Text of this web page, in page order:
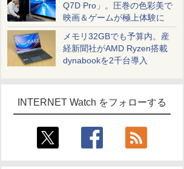
Q7D Pro」。圧巻の色彩美で
映画＆ゲームが極上体験に
メモリ32GBでも予算内。産
経新聞社がAMD Ryzen搭載
dynabookを2千台導入
INTERNET Watch をフォローする